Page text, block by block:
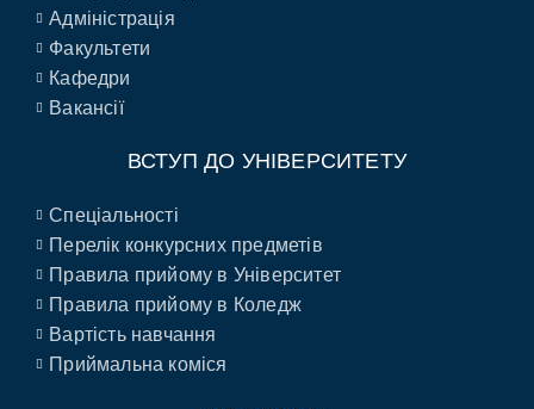
Адміністрація
Факультети
Кафедри
Вакансії
ВСТУП ДО УНІВЕРСИТЕТУ
Спеціальності
Перелік конкурсних предметів
Правила прийому в Університет
Правила прийому в Коледж
Вартість навчання
Приймальна коміся